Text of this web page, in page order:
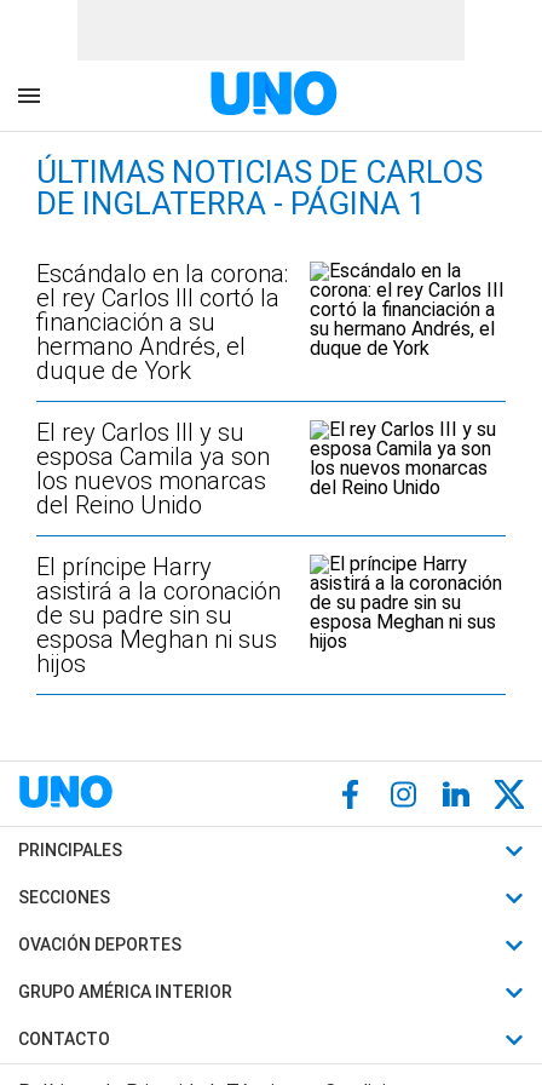
ÚLTIMAS NOTICIAS DE CARLOS
DE INGLATERRA - PÁGINA 1
Escándalo en la corona:
el rey Carlos III cortó la
financiación a su
hermano Andrés, el
duque de York
El rey Carlos III y su
esposa Camila ya son
los nuevos monarcas
del Reino Unido
El príncipe Harry
asistirá a la coronación
de su padre sin su
esposa Meghan ni sus
hijos
PRINCIPALES
Últimas Noticias
Política
Judiciales
SECCIONES
Horóscopo
Motores
Trucos caseros
OVACIÓN DEPORTES
Fútbol
Mundial
Automovilismo
GRUPO AMÉRICA INTERIOR
Canal 7 en Vivo
CONTACTO